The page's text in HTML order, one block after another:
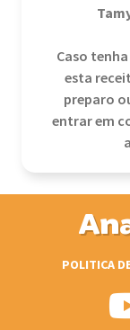
Caso
esta
preparo
entrar em
POLITICA